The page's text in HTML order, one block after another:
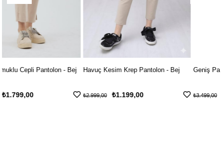
Havuç Kesim Krep Pantolon - Bej
₺2.999,00
Geniş Paça Kot Pantolon - Bej
₺3.499,00